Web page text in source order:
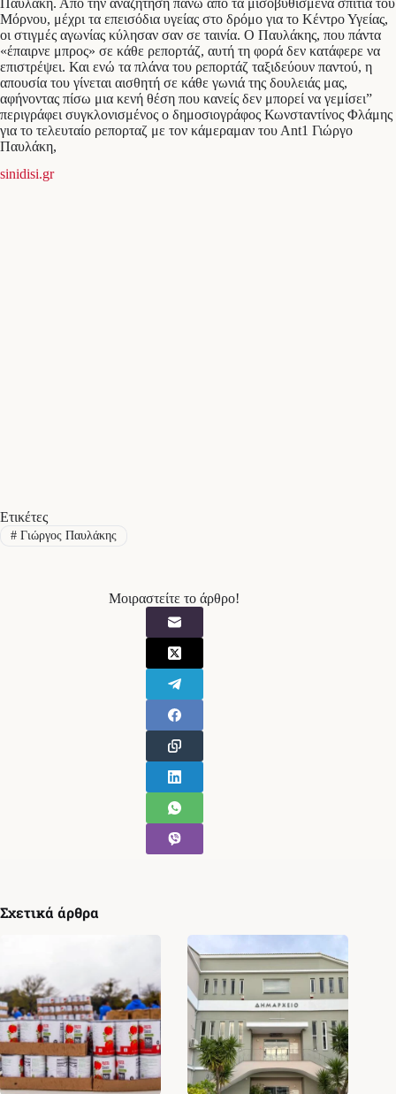
Μόρνου, μέχρι τα επεισόδια υγείας στο δρόμο για το Κέντρο Υγείας,
οι στιγμές αγωνίας κύλησαν σαν σε ταινία. Ο Παυλάκης, που πάντα
«έπαιρνε μπρος» σε κάθε ρεπορτάζ, αυτή τη φορά δεν κατάφερε να
επιστρέψει. Και ενώ τα πλάνα του ρεπορτάζ ταξιδεύουν παντού, η
απουσία του γίνεται αισθητή σε κάθε γωνιά της δουλειάς μας,
αφήνοντας πίσω μια κενή θέση που κανείς δεν μπορεί να γεμίσει”
περιγράφει συγκλονισμένος ο δημοσιογράφος Κωνσταντίνος Φλάμης
για το τελευταίο ρεπορταζ με τον κάμεραμαν του Αnt1 Γιώργο
Παυλάκη,
sinidisi.gr
Ετικέτες
#Γιώργος Παυλάκης
Μοιραστείτε το άρθρο!
Σχετικά άρθρα